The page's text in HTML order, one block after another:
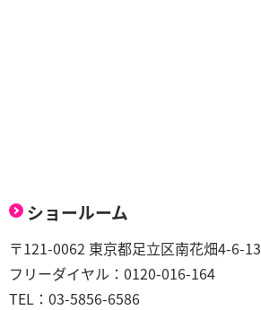
ショールーム
〒121-0062 東京都足立区南花畑4-6-13
フリーダイヤル：0120-016-164
TEL：03-5856-6586